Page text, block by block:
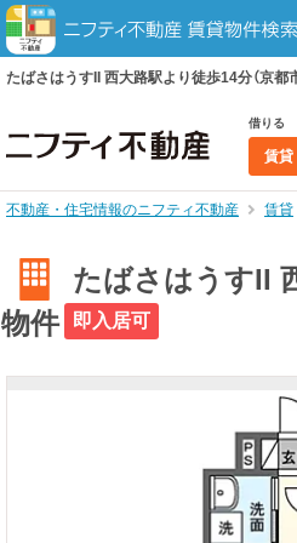
たばさはうすII 西大路駅より徒歩14分（京
借りる
賃貸
不動産・住宅情報のニフティ不動産 賃貸
たばさはうすII
物件
即入居可